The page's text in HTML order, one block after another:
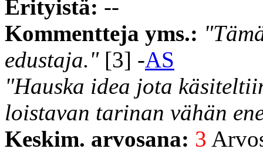
Erityistä: --
Kommentteja yms.:
edustaja."[3] -AS
"Hauska idea jota
loistavan tarinan vähän
Keskim. arvosana: 3